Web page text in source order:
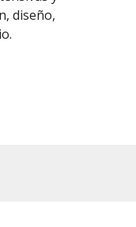
diseño,